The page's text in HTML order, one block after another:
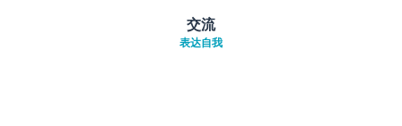
交流
表达自我